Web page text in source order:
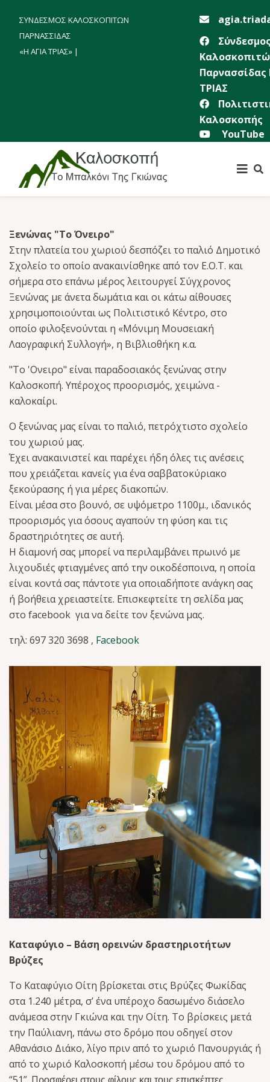
ΣΥΝΔΕΣΜΟΣ ΚΑΛΟΣΚΟΠΙΤΩΝ
ΠΑΡΝΑΣΣΙΔΑΣ
«Η ΑΓΙΑ ΤΡΙΑΣ» |
Παρνασσίδας
ΤΡΙΑΣ
Καλοσκοπής
YouTube
Ξενώνας "Το Όνειρο"
Στην πλατεία του χωριού δεσπόζει το παλιό Δημοτικό
Σχολείο το οποίο ανακαινίσθηκε από τον Ε.Ο.Τ. και
σήμερα στο επάνω μέρος λειτουργεί Σύγχρονος
Ξενώνας με άνετα δωμάτια και οι κάτω αίθουσες
χρησιμοποιούνται ως Πολιτιστικό Κέντρο, στο
οποίο φιλοξενούνται η «Μόνιμη Μουσειακή
Λαογραφική Συλλογή», η Βιβλιοθήκη κ.α.
"Το 'Ονειρο" είναι παραδοσιακός ξενώνας στην
Καλοσκοπή. Υπέροχος προορισμός, χειμώνα -
καλοκαίρι.
Ο ξενώνας μας είναι το παλιό, πετρόχτιστο σχολείο
του χωριού μας.
Έχει ανακαινιστεί και παρέχει ήδη όλες τις ανέσεις
που χρειάζεται κανείς για ένα σαββατοκύριακο
ξεκούρασης ή για μέρες διακοπών.
Είναι μέσα στο βουνό, σε υψόμετρο 1100μ., ιδανικός
προορισμός για όσους αγαπούν τη φύση και τις
δραστηριότητες σε αυτή.
Η διαμονή σας μπορεί να περιλαμβάνει πρωινό με
λιχουδιές φτιαγμένες από την οικοδέσποινα, η οποία
είναι κοντά σας πάντοτε για οποιαδήποτε ανάγκη σας
ή βοήθεια χρειαστείτε. Επισκεφτείτε τη σελίδα μας
στο facebook για να δείτε τον ξενώνα μας.
τηλ: 697 320 3698 , Facebook
Καταφύγιο – Βάση ορεινών δραστηριοτήτων
Βρύζες
Το Καταφύγιο Οίτη βρίσκεται στις Βρύζες Φωκίδας
στα 1.240 μέτρα, σ’ ένα υπέροχο δασωμένο διάσελο
ανάμεσα στην Γκιώνα και την Οίτη. Το βρίσκεις μετά
την Παύλιανη, πάνω στο δρόμο που οδηγεί στον
Αθανάσιο Διάκο, λίγο πριν από το χωριό Πανουργιάς ή
από το χωριό Καλοσκοπή μέσω του δρόμου από το
ροσφέρει στους φίλους και τους επισκέπτες